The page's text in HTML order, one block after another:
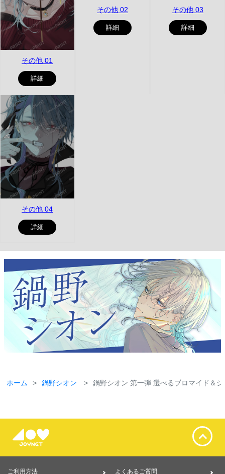
その他 01
詳細
その他 02
詳細
その他 03
詳細
その他 04
詳細
ホーム 鍋野シオン 鍋野シオン 第一弾 選べるブロマイド＆シ
ご利用方法 よくあるご質問